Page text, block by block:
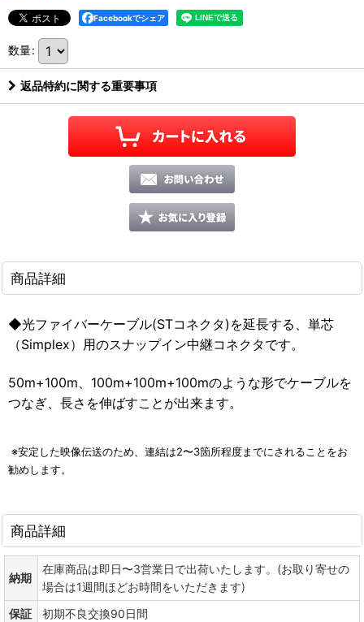
Facebookでシェア
数量:
返品特約に関する重要事項
商品詳細
◆光ファイバーケーブル(STコネクタ)を延長する、単芯
（Simplex）用のスナップイン中継コネクタです。
50m+100m、100m+100m+100mのような形でケーブルを
つなぎ、長さを伸ばすことが出来ます。
※安定した映像伝送のため、連結は2〜3箇所程度までにされることをお
勧めします。
商品詳細
納期
在庫商品は即日〜3営業日で出荷いたします。(お取り寄せの
場合は1週間ほどお時間をいただきます)
保証
初期不良交換90日間